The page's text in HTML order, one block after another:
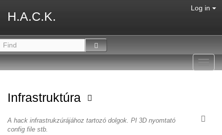
H.A.C.K.
Log in
Infrastruktúra
A hack infrastrukzúrájához tartozó dolgok. Pl 3D nyomtató
config file stb.